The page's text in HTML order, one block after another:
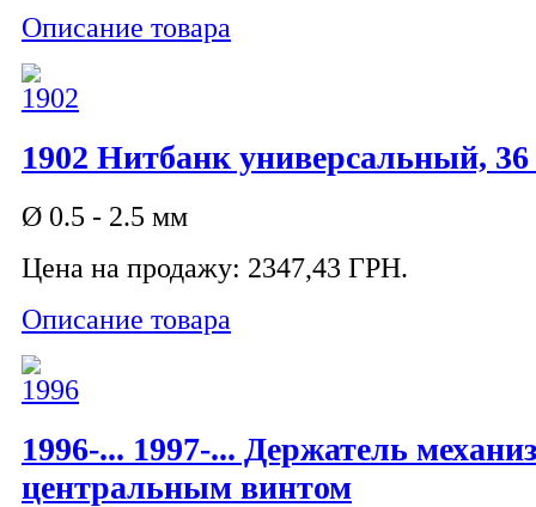
Описание товара
1902 Нитбанк универсальный, 36
Ø 0.5 - 2.5 мм
Цена на продажу: 2347,43 ГРН.
Описание товара
1996-... 1997-... Держатель
центральным винтом